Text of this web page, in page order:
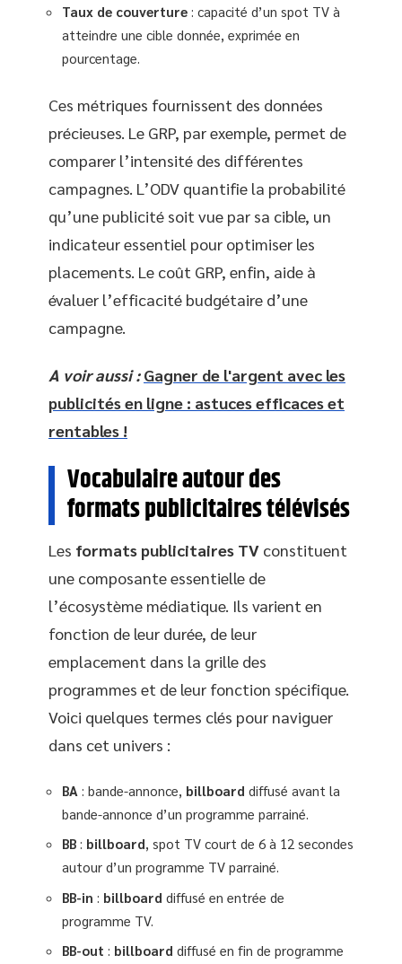
Taux de couverture : capacité d’un spot TV à
atteindre une cible donnée, exprimée en
pourcentage.
Ces métriques fournissent des données
précieuses. Le GRP, par exemple, permet de
comparer l’intensité des différentes
campagnes. L’ODV quantifie la probabilité
qu’une publicité soit vue par sa cible, un
indicateur essentiel pour optimiser les
placements. Le coût GRP, enfin, aide à
évaluer l’efficacité budgétaire d’une
campagne.
A voir aussi : Gagner de l'argent avec les
publicités en ligne : astuces efficaces et
rentables !
Vocabulaire autour des
formats publicitaires télévisés
Les formats publicitaires TV constituent
une composante essentielle de
l’écosystème médiatique. Ils varient en
fonction de leur durée, de leur
emplacement dans la grille des
programmes et de leur fonction spécifique.
Voici quelques termes clés pour naviguer
dans cet univers :
BA : bande-annonce, billboard diffusé avant la
bande-annonce d’un programme parrainé.
BB : billboard, spot TV court de 6 à 12 secondes
autour d’un programme TV parrainé.
BB-in : billboard diffusé en entrée de
programme TV.
BB-out : billboard diffusé en fin de programme